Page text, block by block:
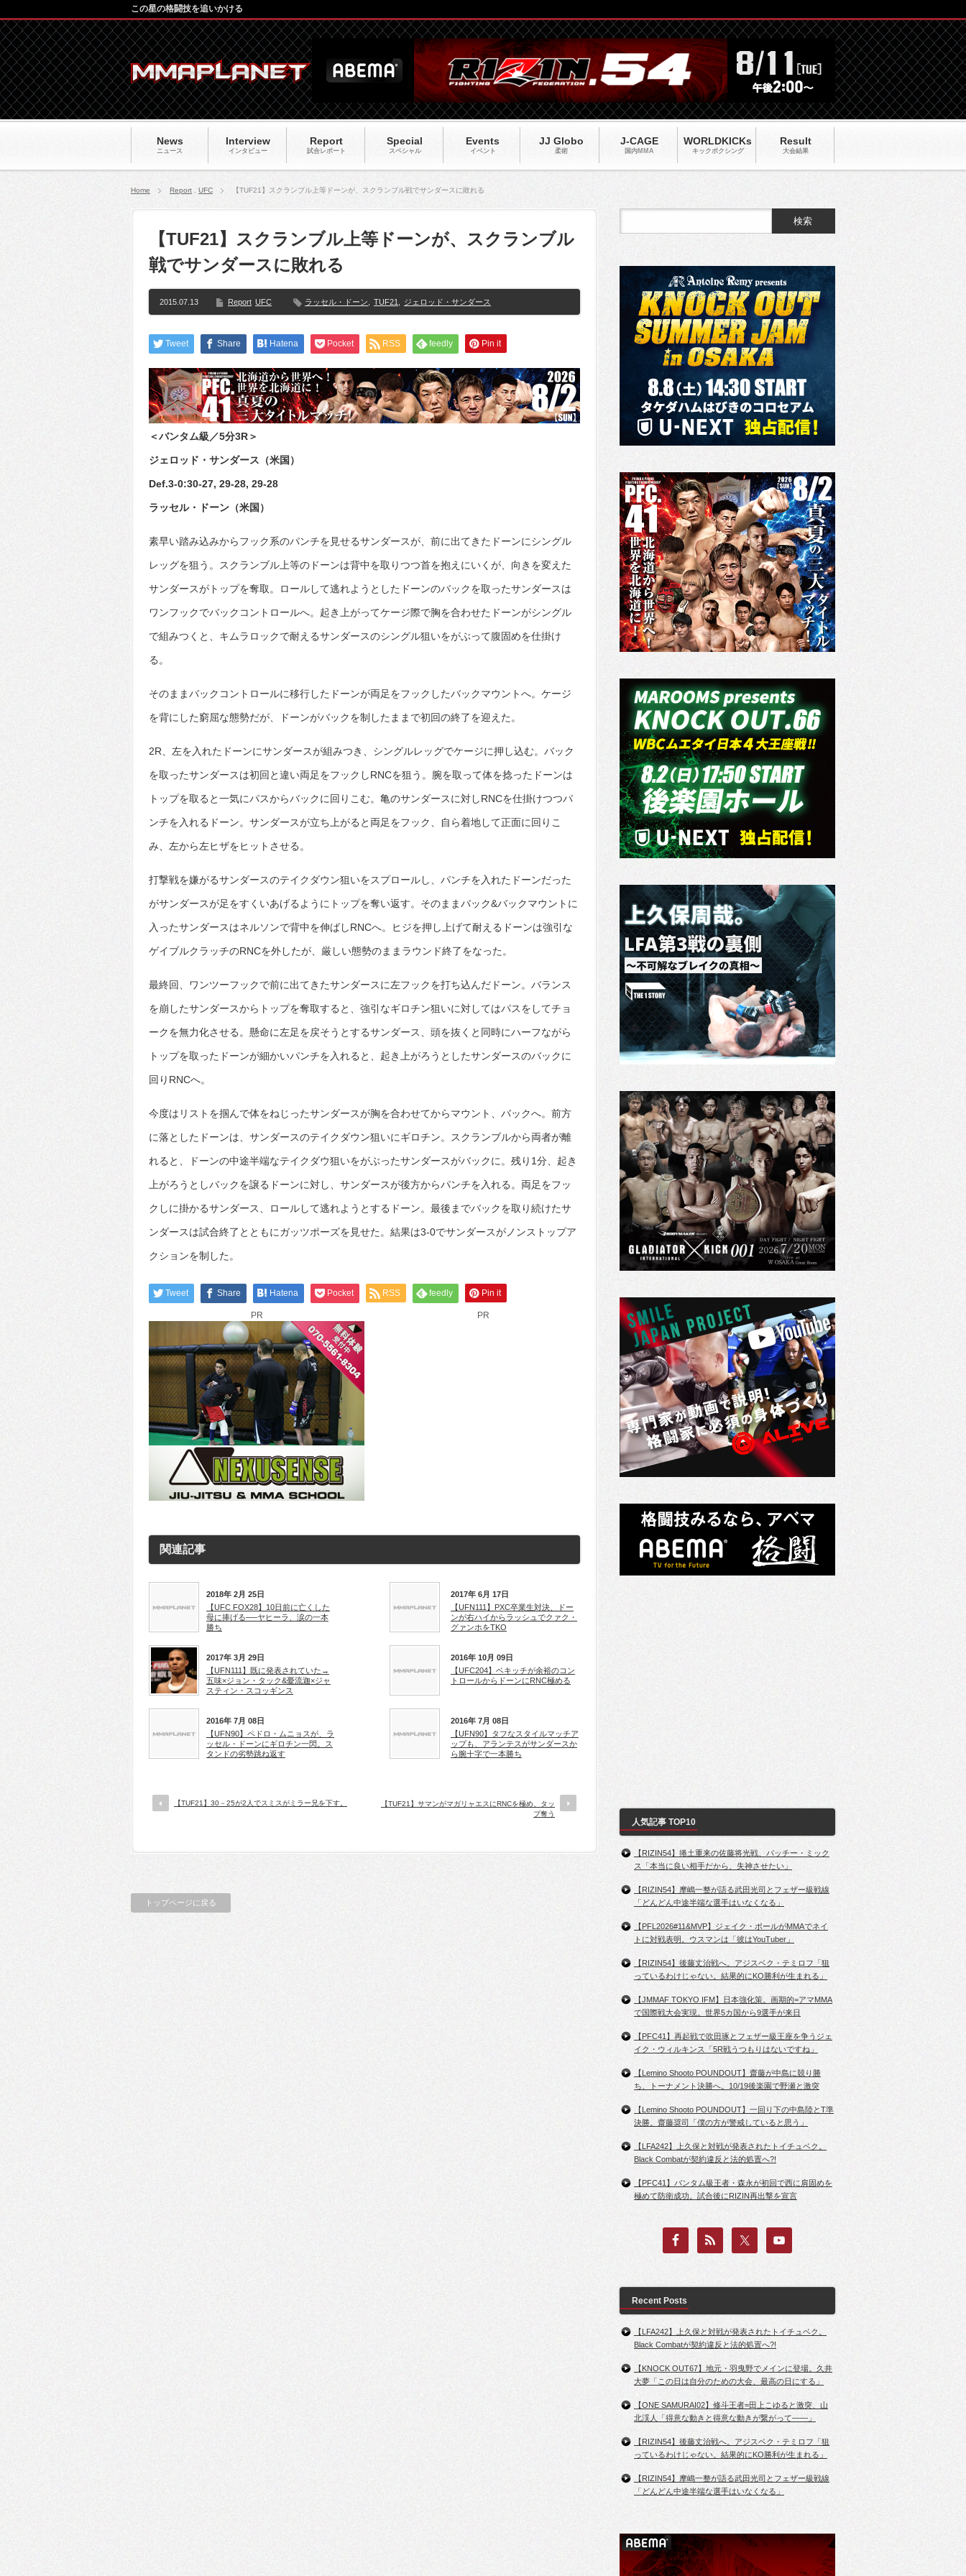
News
ニュース
Interview
インタビュー
Report
試合レポート
Special
スペシャル
Events
イベント
JJ Globo
柔術
J-CAGE
国内MMA
WORLDKICKs
キックポクシング
Result
大会結果
この星の格闘技を追いかける
Home Report UFC 【TUF21】スクランブル上等ドーンが、スクランブル戦でサンダースに敗れる
【TUF21】スクランブル上等ドーンが、スクランブル
戦でサンダースに敗れる
2015.07.13 Report UFC ラッセル・ドーン TUF21 ジェロッド・サンダース
Tweet Share Hatena Pocket RSS feedly Pin it
＜バンタム級／5分3R＞
ジェロッド・サンダース（米国）
Def.3-0:30-27, 29-28, 29-28
ラッセル・ドーン（米国）
素早い踏み込みからフック系のパンチを見せるサンダースが、前に出てきたドーンにシングル
レッグを狙う。スクランブル上等のドーンは背中を取りつつ首を抱えにいくが、向きを変えた
サンダースがトップを奪取。ロールして逃れようとしたドーンのバックを取ったサンダースは
ワンフックでバックコントロールへ。起き上がってケージ際で胸を合わせたドーンがシングル
で組みつくと、キムラロックで耐えるサンダースのシングル狙いをがぶって腹固めを仕掛け
る。
そのままバックコントロールに移行したドーンが両足をフックしたバックマウントへ。ケージ
を背にした窮屈な態勢だが、ドーンがバックを制したままで初回の終了を迎えた。
2R、左を入れたドーンにサンダースが組みつき、シングルレッグでケージに押し込む。バック
を取ったサンダースは初回と違い両足をフックしRNCを狙う。腕を取って体を捻ったドーンは
トップを取ると一気にパスからバックに回りこむ。亀のサンダースに対しRNCを仕掛けつつパ
ンチを入れるドーン。サンダースが立ち上がると両足をフック、自ら着地して正面に回りこ
み、左から左ヒザをヒットさせる。
打撃戦を嫌がるサンダースのテイクダウン狙いをスプロールし、パンチを入れたドーンだった
がサンダースが足をすくいあげるようにトップを奪い返す。そのままバック&バックマウントに
入ったサンダースはネルソンで背中を伸ばしRNCへ。ヒジを押し上げて耐えるドーンは強引な
ゲイブルクラッチのRNCを外したが、厳しい態勢のままラウンド終了をなった。
最終回、ワンツーフックで前に出てきたサンダースに左フックを打ち込んだドーン。バランス
を崩したサンダースからトップを奪取すると、強引なギロチン狙いに対してはパスをしてチョ
ークを無力化させる。懸命に左足を戻そうとするサンダース、頭を抜くと同時にハーフながら
トップを取ったドーンが細かいパンチを入れると、起き上がろうとしたサンダースのバックに
回りRNCへ。
今度はリストを掴んで体をねじったサンダースが胸を合わせてからマウント、バックへ。前方
に落としたドーンは、サンダースのテイクダウン狙いにギロチン。スクランブルから両者が離
れると、ドーンの中途半端なテイクダウ狙いをがぶったサンダースがバックに。残り1分、起き
上がろうとしバックを譲るドーンに対し、サンダースが後方からパンチを入れる。両足をフッ
クしに掛かるサンダース、ロールして逃れようとするドーン。最後までバックを取り続けたサ
ンダースは試合終了とともにガッツポーズを見せた。結果は3‐0でサンダースがノンストップア
クションを制した。
Tweet Share Hatena Pocket RSS feedly Pin it
PR PR
関連記事
2018年 2月 25日
【UFC FOX28】10日前に亡くした
母に捧げる──ヤヒーラ、涙の一本
勝ち
2017年 6月 17日
【UFN111】PXC卒業生対決、ドー
ンが右ハイからラッシュでクァク・
グァンホをTKO
2017年 3月 29日
【UFN111】既に発表されていた→
五味×ジョン・タック&憂流迦×ジャ
スティン・スコッギンス
2016年 10月 09日
【UFC204】ベキッチが余裕のコン
トロールからドーンにRNC極める
2016年 7月 08日
【UFN90】ペドロ・ムニョスが、ラ
ッセル・ドーンにギロチン一閃。ス
タンドの劣勢跳ね返す
2016年 7月 08日
【UFN90】タフなスタイルマッチア
ップも、アランテスがサンダースか
ら腕十字で一本勝ち
【TUF21】30－25が2人でスミスがミラー兄を下す。
【TUF21】サマンがマガリャエスにRNCを極め、タッ
プ奪う
トップページに戻る
人気記事 TOP10
【RIZIN54】捲土重来の佐藤将光戦、パッチー・ミック
ス「本当に良い相手だから、失神させたい」
【RIZIN54】摩嶋一整が語る武田光司とフェザー級戦線
「どんどん中途半端な選手はいなくなる」
【PFL2026#11&MVP】ジェイク・ポールがMMAでネイ
トに対戦表明。ウスマンは「彼はYouTuber」
【RIZIN54】後藤丈治戦へ。アジスベク・テミロフ「狙
っているわけじゃない。結果的にKO勝利が生まれる」
【JMMAF TOKYO IFM】日本強化策。画期的=アマMMA
で国際戦大会実現。世界5カ国から9選手が来日
【PFC41】再起戦で吹田琢とフェザー級王座を争うジェ
イク・ウィルキンス「5R戦うつもりはないですね」
【Lemino Shooto POUNDOUT】齋藤が中島に競り勝
ち、トーナメント決勝へ。10/19後楽園で野瀬と激突
【Lemino Shooto POUNDOUT】一回り下の中島陸とT準
決勝。齋藤奨司「僕の方が警戒していると思う」
【LFA242】上久保と対戦が発表されたトイチュベク。
Black Combatが契約違反と法的処置へ?!
【PFC41】バンタム級王者・森永が初回で西に肩固めを
極めて防衛成功。試合後にRIZIN再出撃を宣言
Recent Posts
【LFA242】上久保と対戦が発表されたトイチュベク。
Black Combatが契約違反と法的処置へ?!
【KNOCK OUT67】地元・羽曳野でメインに登場。久井
大夢「この日は自分のための大会、最高の日にする」
【ONE SAMURAI02】修斗王者=田上こゆると激突、山
北渓人「得意な動きと得意な動きが繋がって――」
【RIZIN54】後藤丈治戦へ。アジスベク・テミロフ「狙
っているわけじゃない。結果的にKO勝利が生まれる」
【RIZIN54】摩嶋一整が語る武田光司とフェザー級戦線
「どんどん中途半端な選手はいなくなる」